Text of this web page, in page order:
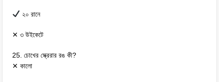
২০ রানে
✕ ৩ উইকেটে
25. চোখের স্ক্রেরার রঙ কী?
✕ কালো